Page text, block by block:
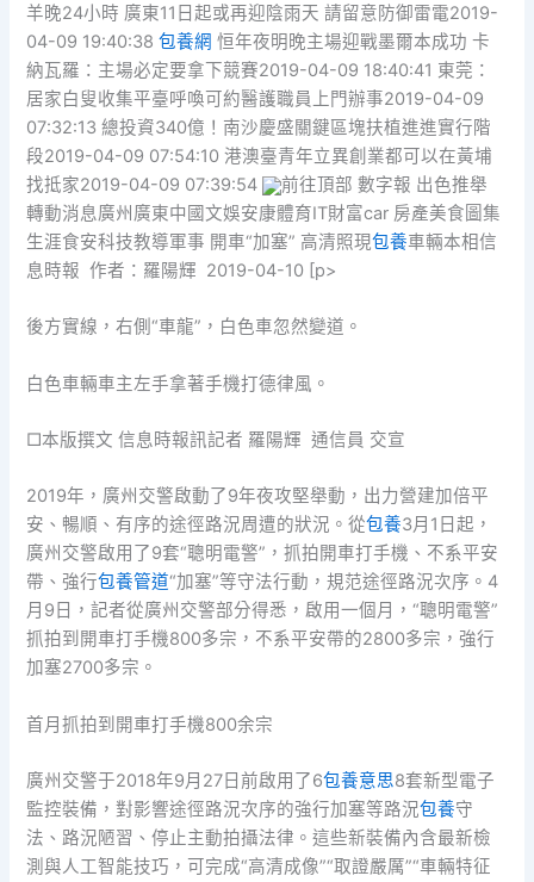
羊晚24小時 廣東11日起或再迎陰雨天 請留意防御雷電2019-
04-09 19:40:38包養網 恒年夜明晚主場迎戰墨爾本成功 卡
納瓦羅：主場必定要拿下競賽2019-04-09 18:40:41 東莞：
居家白叟收集平臺呼喚可約醫護職員上門辦事2019-04-09
07:32:13 總投資340億！南沙慶盛關鍵區塊扶植進進實行階
段2019-04-09 07:54:10 港澳臺青年立異創業都可以在黃埔
找抵家2019-04-09 07:39:54
前往頂部 數字報 出色推舉
轉動消息廣州廣東中國文娛安康體育IT財富car 房產美食圖集
生涯食安科技教導軍事 開車“加塞” 高清照現包養車輛本相信
息時報 作者：羅陽輝 2019-04-10 [p>
後方實線，右側“車龍”，白色車忽然變道。
白色車輛車主左手拿著手機打德律風。
□本版撰文 信息時報訊記者 羅陽輝 通信員 交宣
2019年，廣州交警啟動了9年夜攻堅舉動，出力營建加倍平
安、暢順、有序的途徑路況周遭的狀況。從包養3月1日起，
廣州交警啟用了9套“聰明電警”，抓拍開車打手機、不系平安
帶、強行包養管道“加塞”等守法行動，規范途徑路況次序。4
月9日，記者從廣州交警部分得悉，啟用一個月，“聰明電警”
抓拍到開車打手機800多宗，不系平安帶的2800多宗，強行
加塞2700多宗。
首月抓拍到開車打手機800余宗
廣州交警于2018年9月27日前啟用了6包養意思8套新型電子
監控裝備，對影響途徑路況次序的強行加塞等路況包養守
法、路況陋習、停止主動拍攝法律。這些新裝備內含最新檢
測與人工智能技巧，可完成“高清成像”“取證嚴厲”“車輛特征